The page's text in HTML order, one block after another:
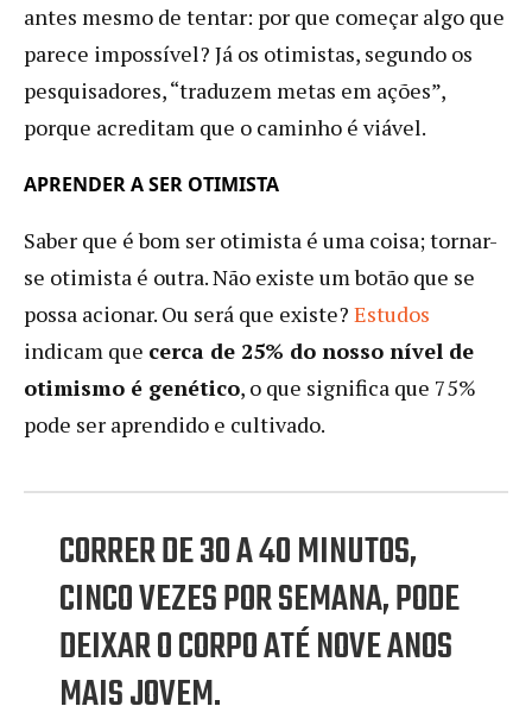
antes mesmo de tentar: por que começar algo que
parece impossível? Já os otimistas, segundo os
pesquisadores, “traduzem metas em ações”,
porque acreditam que o caminho é viável.
APRENDER A SER OTIMISTA
Saber que é bom ser otimista é uma coisa; tornar-
se otimista é outra. Não existe um botão que se
possa acionar. Ou será que existe? Estudos
indicam que cerca de 25% do nosso nível de
otimismo é genético, o que significa que 75%
pode ser aprendido e cultivado.
CORRER DE 30 A 40 MINUTOS,
CINCO VEZES POR SEMANA, PODE
DEIXAR O CORPO ATÉ NOVE ANOS
MAIS JOVEM.